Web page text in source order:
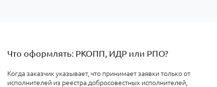
Что оформлять: РКОПП, ИДР или РПО?
Когда заказчик указывает, что принимает заявки только от
исполнителей из реестра добросовестных исполнителей,